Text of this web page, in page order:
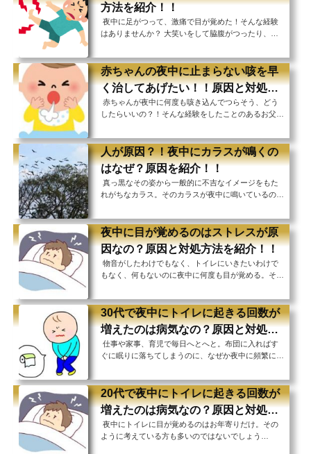
方法を紹介！！
夜中に足がつって、激痛で目が覚めた！そんな経験
はありませんか？ 大笑いをして脇腹がつったり、激
が、安静にしている夜中に足がつるのはなんとも不思
議ですよね。 たまたま何かの拍子につってしまった
というのならともかく、この足がつる現象が頻繁に起
きると睡眠が妨げられて、ひどい場合は睡眠障害に繋
がってしまう可能性もあります。 なぜ足がつるの
か、そしてつってしまった場合はどうすればいいの
す...
赤ちゃんの夜中に止まらない咳を早
く治してあげたい！！原因と対処方
法を紹介！！
赤ちゃんが夜中に何度も咳き込んでつらそう、どう
したらいいの？！そんな経験をしたことのあるお父さ
どで体調を崩し、その症状で咳が出る時はもちろん、
日中はとても元気なのに、なぜか夜中になると咳が出
て、また朝起きてからは元気にしているなんてことも
少なくありません。 夜中に咳き込んでしまうと赤ち
ゃんはしっかりと眠ることができず、日中不機嫌にな
ってしまうこともあります。 子育てに追われるお父
た...
人が原因？！夜中にカラスが鳴くの
はなぜ？原因を紹介！！
真っ黒なその姿から一般的に不吉なイメージをもた
れがちなカラス。そのカラスが夜中に鳴いているのを
地震の前兆、なんて言われたりもしていますが、これ
は科学的な根拠のない噂レベルの話とのこと。 実際
にはカラスが夜に鳴くのは人間が関係している部分も
あるのです。 みなさんはご存知ですか？カラスが夜
中に鳴く原因についてご紹介していきます！夜中にカ
ラスが鳴く原因カラスが夜中に鳴いているとなんだか
も...
夜中に目が覚めるのはストレスが原
因なの？原因と対処方法を紹介！！
物音がしたわけでもなく、トイレにいきたいわけで
もなく、何もないのに夜中に何度も目が覚める。そん
て、またすぐに眠りにつけるのであればよいのです
が、そこからなかなか寝付けなくなり、結局本を読ん
だりスマートフォンをいじったりしているうちに朝に
なってしまった となると体が休まらずに疲れた状態
で１日を過ごさなくてはならなくなってしまいま
す。 それが何日も続くと夜に眠れなかった分日中に
ったりと...
30代で夜中にトイレに起きる回数が
増えたのは病気なの？原因と対処方
法を紹介！！
仕事や家事、育児で毎日へとへと。布団に入ればす
ぐに眠りに落ちてしまうのに、なぜか夜中に頻繁にト
はありませんか？ 高齢者の方にはよくある症状のよ
うですが、まだ30代の若い世代の方でもそういった
経験をする方が少なくないそう。 頻繁に目を覚ます
とゆっくりと身体を休めることができずに、日中の活
動に支障をきたしてしまう可能性もあります。 トイ
レに起きて、そこからすぐに寝付くことができなくな
20代で夜中にトイレに起きる回数が
増えたのは病気なの？原因と対処方
法を紹介！！
夜中にトイレに目が覚めるのはお年寄りだけ。その
ように考えている方も多いのではないでしょう